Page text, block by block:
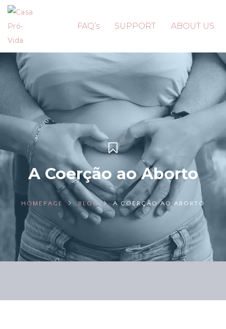
FAQ’s SUPPORT ABOUT US
A Coerção ao Aborto
HOMEPAGE BLOG A COERÇÃO AO ABORTO